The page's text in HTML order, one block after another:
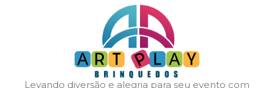
Levando diversão e alegria para seu evento com